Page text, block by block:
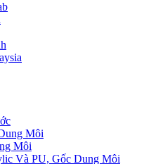
Môi
Môi
Và PU, Gốc Dung Môi